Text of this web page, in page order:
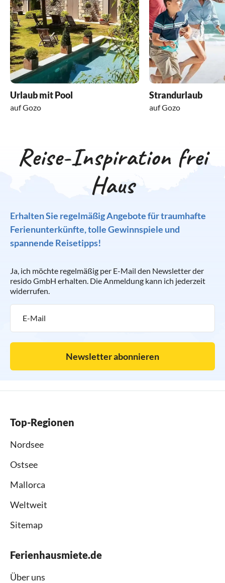
Urlaub mit Pool
auf Gozo
Strandurlaub
auf Gozo
Reise-Inspiration frei
Haus
Erhalten Sie regelmäßig Angebote für traumhafte
Ferienunterkünfte, tolle Gewinnspiele und
spannende Reisetipps!
Ja, ich möchte regelmäßig per E-Mail den Newsletter der
resido GmbH erhalten. Die Anmeldung kann ich jederzeit
widerrufen.
Newsletter abonnieren
Top-Regionen
Nordsee
Ostsee
Mallorca
Weltweit
Sitemap
Ferienhausmiete.de
Über uns